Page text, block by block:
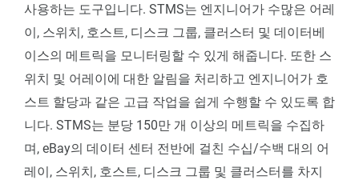
사용하는 도구입니다. STMS는 엔지니어가 수많은 어레
이, 스위치, 호스트, 디스크 그룹, 클러스터 및 데이터베
이스의 메트릭을 모니터링할 수 있게 해줍니다. 또한 스
위치 및 어레이에 대한 알림을 처리하고 엔지니어가 호
스트 할당과 같은 고급 작업을 쉽게 수행할 수 있도록 합
니다. STMS는 분당 150만 개 이상의 메트릭을 수집하
며, eBay의 데이터 센터 전반에 걸친 수십/수백 대의 어
레이, 스위치, 호스트, 디스크 그룹 및 클러스터를 차지